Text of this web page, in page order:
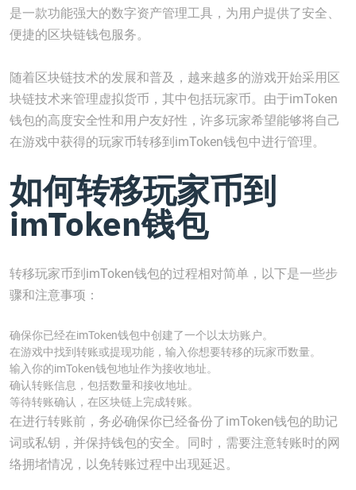
是一款功能强大的数字资产管理工具，为用户提供了安全、
便捷的区块链钱包服务。
随着区块链技术的发展和普及，越来越多的游戏开始采用区
块链技术来管理虚拟货币，其中包括玩家币。由于imToken
钱包的高度安全性和用户友好性，许多玩家希望能够将自己
在游戏中获得的玩家币转移到imToken钱包中进行管理。
如何转移玩家币到
imToken钱包
转移玩家币到imToken钱包的过程相对简单，以下是一些步
骤和注意事项：
确保你已经在imToken钱包中创建了一个以太坊账户。
在游戏中找到转账或提现功能，输入你想要转移的玩家币数量。
输入你的imToken钱包地址作为接收地址。
确认转账信息，包括数量和接收地址。
等待转账确认，在区块链上完成转账。
在进行转账前，务必确保你已经备份了imToken钱包的助记
词或私钥，并保持钱包的安全。同时，需要注意转账时的网
络拥堵情况，以免转账过程中出现延迟。